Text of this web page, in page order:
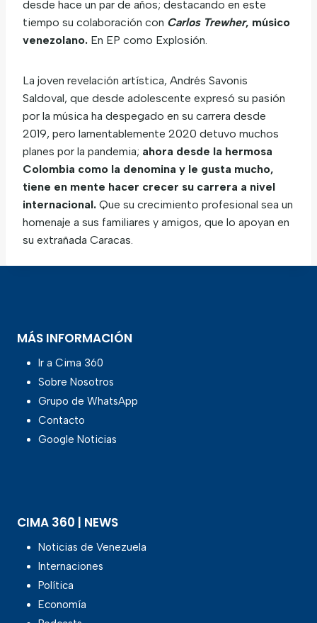
desde hace un par de años; destacando en este
tiempo su colaboración con Carlos Trewher, músico
venezolano. En EP como Explosión.
La joven revelación artística, Andrés Savonis
Saldoval, que desde adolescente expresó su pasión
por la música ha despegado en su carrera desde
2019, pero lamentablemente 2020 detuvo muchos
planes por la pandemia; ahora desde la hermosa
Colombia como la denomina y le gusta mucho,
tiene en mente hacer crecer su carrera a nivel
internacional. Que su crecimiento profesional sea un
homenaje a sus familiares y amigos, que lo apoyan en
su extrañada Caracas.
MÁS INFORMACIÓN
Ir a Cima 360
Sobre Nosotros
Grupo de WhatsApp
Contacto
Google Noticias
CIMA 360 | NEWS
Noticias de Venezuela
Internaciones
Política
Economía